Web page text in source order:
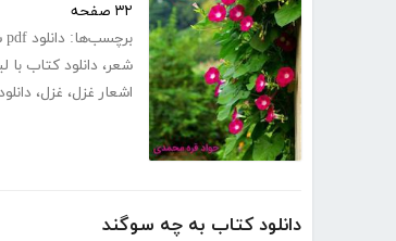
۳۲ صفحه
برچسب‌ها: دانلود pdf شعر
شعر، دانلود کتاب
اشعار غزل، غزل،
دانلود کتاب به چه سوگند